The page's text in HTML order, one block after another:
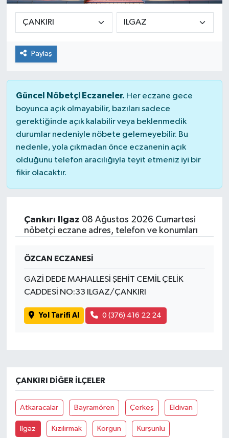
Paylaş
Güncel Nöbetçi Eczaneler. Her eczane gece
boyunca açık olmayabilir, bazıları sadece
gerektiğinde açık kalabilir veya beklenmedik
durumlar nedeniyle nöbete gelemeyebilir. Bu
nedenle, yola çıkmadan önce eczanenin açık
olduğunu telefon aracılığıyla teyit etmeniz iyi bir
fikir olacaktır.
Çankırı Ilgaz 08 Ağustos 2026 Cumartesi
nöbetçi eczane adres, telefon ve konumları
ÖZCAN ECZANESİ
GAZİ DEDE MAHALLESİ ŞEHİT CEMİL ÇELİK
CADDESİ NO:33 ILGAZ/ÇANKIRI
Yol Tarifi Al 0 (376) 416 22 24
ÇANKIRI DIĞER İLÇELER
Atkaracalar Bayramören Çerkeş Eldivan
Ilgaz Kızılırmak Korgun Kurşunlu